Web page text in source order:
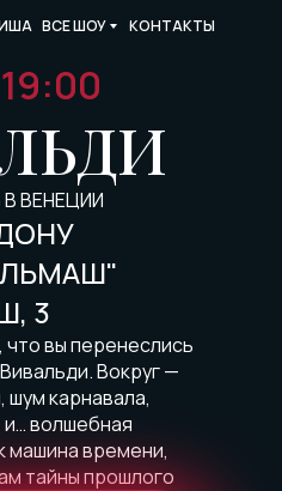
ВСЕ ШОУ КОНТАКТЫ
ВЕНЕЦИИ
3
вы перенеслись
Вокруг —
карнавала,
волшебная
машина времени,
тайны прошлого